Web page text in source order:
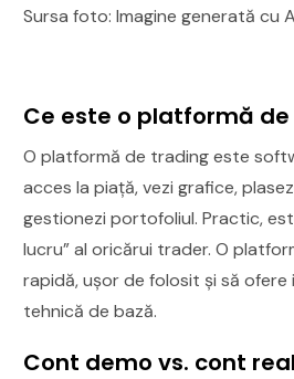
Sursa foto: Imagine generată cu
Ce este o platformă
O platformă de trading este
acces la piață, vezi grafice,
gestionezi portofoliul. Practic,
lucru” al oricărui trader. O
rapidă, ușor de folosit și să ofere
tehnică de bază.
Cont demo vs. cont real